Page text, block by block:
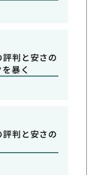
判と安さの
暴く
判と安さの